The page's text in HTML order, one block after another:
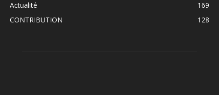
Actualité
169
CONTRIBUTION
128